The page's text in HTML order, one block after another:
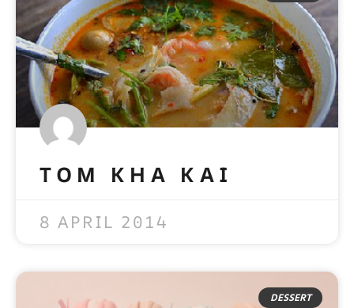
TOM KHA KAI
8 APRIL 2014
DESSERT